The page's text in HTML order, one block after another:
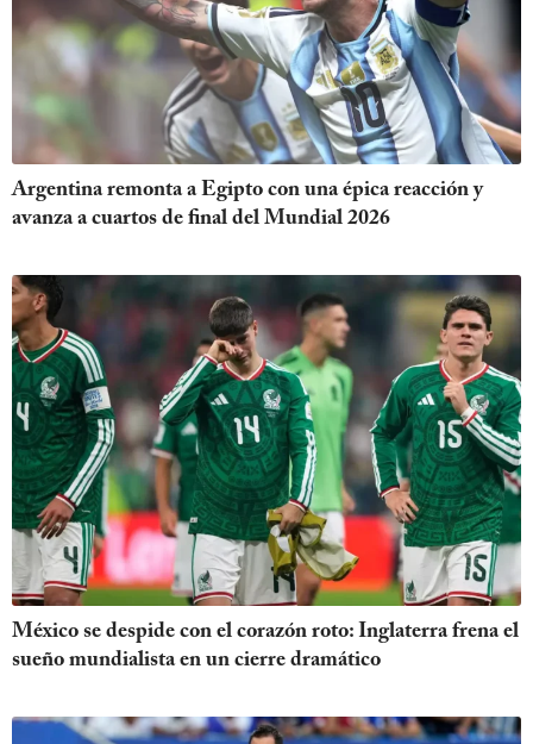
Argentina remonta a Egipto con una épica reacción y
avanza a cuartos de final del Mundial 2026
México se despide con el corazón roto: Inglaterra frena el
sueño mundialista en un cierre dramático